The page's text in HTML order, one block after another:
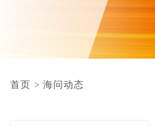
首页 > 海问动态